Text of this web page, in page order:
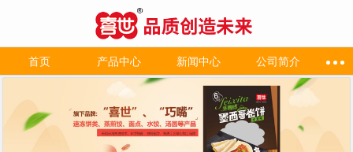
首页 产品中心 新闻中心 公司简介